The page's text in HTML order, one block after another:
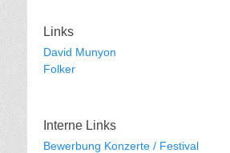
Links
David Munyon
Folker
Interne Links
Bewerbung Konzerte / Festival